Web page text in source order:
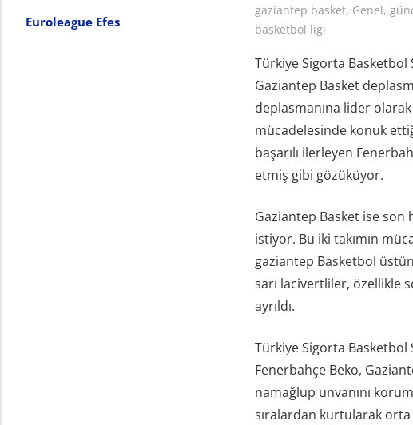
gaziantep basket, Genel,
basketbol ligi
Türkiye Sigorta Basketbol
Gaziantep Basket
deplasmanına lider
mücadelesinde konuk
başarılı ilerleyen
etmiş gibi gözüküyor.
Gaziantep Basket ise son
istiyor. Bu iki takımın
gaziantep Basketbol
sarı lacivertliler, özellikle
ayrıldı.
Türkiye Sigorta Basketbol
Fenerbahçe Beko,
namağlup unvanını
sıralardan kurtularak orta
Euroleague Efes